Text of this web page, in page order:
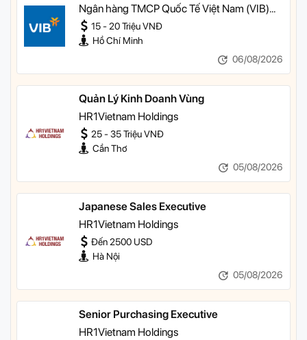
Quản lý Khách hàng Ưu tiên
Ngân hàng TMCP Quốc Tế Việt Nam (VIB)
TP HCM
15 - 20 Triệu VNĐ
Hồ Chí Minh
06/08/2026
Quản Lý Kinh Doanh Vùng
HR1Vietnam Holdings
25 - 35 Triệu VNĐ
Cần Thơ
05/08/2026
Japanese Sales Executive
HR1Vietnam Holdings
Đến 2500 USD
Hà Nội
05/08/2026
Senior Purchasing Executive
HR1Vietnam Holdings